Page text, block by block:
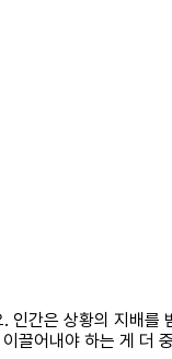
인간은 상황의 지배
끌어내야 하는 게 더